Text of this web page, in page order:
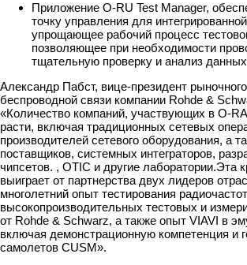
Приложение O-RU Test Manager,
точку управления для
упрощающее рабочий процесс
позволяющее при необходимости
тщательную проверку и анализ
Александр Пабст, вице-президент
беспроводной связи компании Rohde &
«Количество компаний, участвующих в O-
расти, включая традиционных сетевых
производителей сетевого оборудования, а
поставщиков, системных интеграторов,
чипсетов. , OTIC и другие лаборатории.Эта
выиграет от партнерства двух лидеров
многолетний опыт тестирования
высокопроизводительных тестовых и
от Rohde & Schwarz, а также опыт VIAVI в
включая демонстрационную компетенция и
самолетов CUSM».